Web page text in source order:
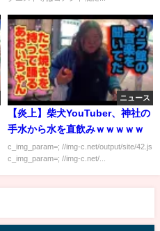
ニュース
【炎上】柴犬YouTuber、神社の
手水から水を直飲みｗｗｗｗｗ
c_img_param=; //img-c.net/output/site/42.js
c_img_param=; //img-c.net/...